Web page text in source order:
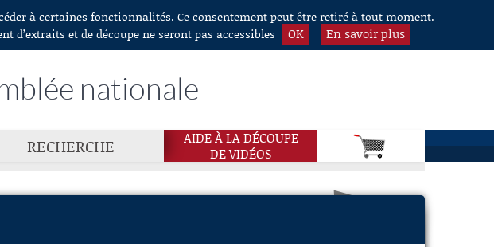
à certaines fonctionnalités. Ce consentement peut être retiré à tout moment.
d’extraits et de découpe ne seront pas accessibles
OK En savoir plus
nationale
RECHERCHE
AIDE À LA DÉCOUPE
DE VIDÉOS